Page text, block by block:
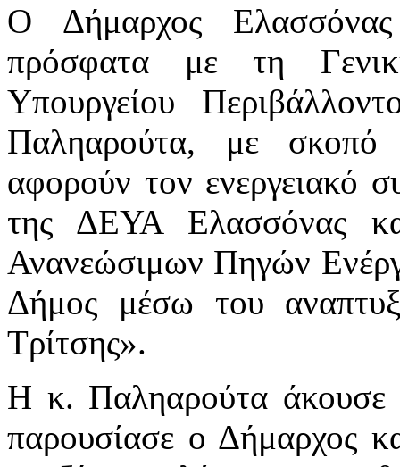
Ο Δήμαρχος
πρόσφατα με τη
Υπουργείου
Παληαρούτα, με
αφορούν τον ενεργειακό
της ΔΕΥΑ Ελασσόνας
Ανανεώσιμων Πηγών
Δήμος μέσω του
Τρίτσης».
Η κ. Παληαρούτα άκουσε
παρουσίασε ο Δήμαρχος